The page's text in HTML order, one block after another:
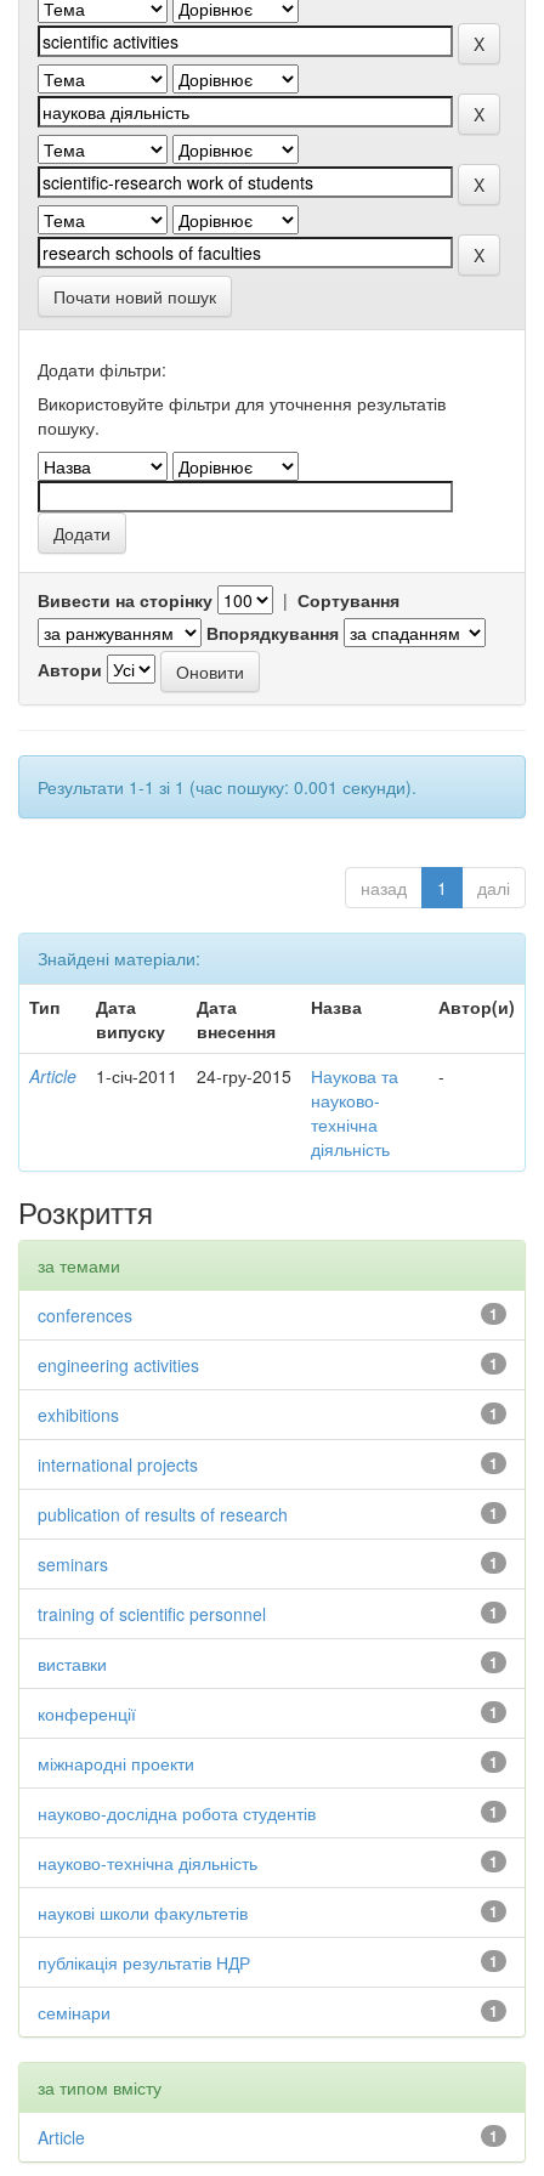
Почати новий пошук
Додати фільтри:
Використовуйте фільтри для уточнення результатів
пошуку.
Вивести на сторінку | Сортування
Впорядкування
Автори
Результати 1-1 зі 1 (час пошуку: 0.001 секунди).
назад 1 далі
Знайдені матеріали:
Тип
Дата
випуску
Дата
внесення
Назва Автор(и)
Article 1-січ-2011 24-гру-2015
Наукова та
науково-
технічна
діяльність
-
Розкриття
за темами
1
conferences
1
engineering activities
1
exhibitions
1
international projects
1
publication of results of research
1
seminars
1
training of scientific personnel
1
виставки
1
конференції
1
міжнародні проекти
1
науково-дослідна робота студентів
1
науково-технічна діяльність
1
наукові школи факультетів
1
публікація результатів НДР
1
семінари
за типом вмісту
1
Article